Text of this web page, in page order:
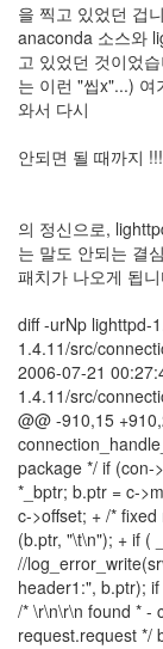
을 찍고 있었던 겁
anaconda 소스와
고 있었던 것이었
는 이런 "씹x"...)
와서 다시
안되면 될 때까지 !!!
의 정신으로,
는 말도 안되는 결
패치가 나오게 됩
diff -urNp lighttpd-
1.4.11/src/
2006-07-21
1.4.11/src/
@@ -910,15
package */ if (con-
*_bptr; b.ptr = c-
c->offset; + /*
(b.ptr, "\t\n"); + if (
//
header1:", b.ptr);
/* \r\n\r\n found * -
request.request */
Tip
&
Trick
18
security
Scuba
제
품
리
5
Recent
Posts
Daweikala
AA
1.5V
Li-
ion
3800...
by